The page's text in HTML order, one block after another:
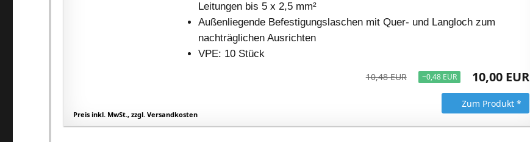
Leitungen bis 5 x 2,5 mm²
Außenliegende Befestigungslaschen mit Quer- und Langloch zum
nachträglichen Ausrichten
VPE: 10 Stück
10,48 EUR −0,48 EUR 10,00 EUR
Zum Produkt *
Preis inkl. MwSt., zzgl. Versandkosten